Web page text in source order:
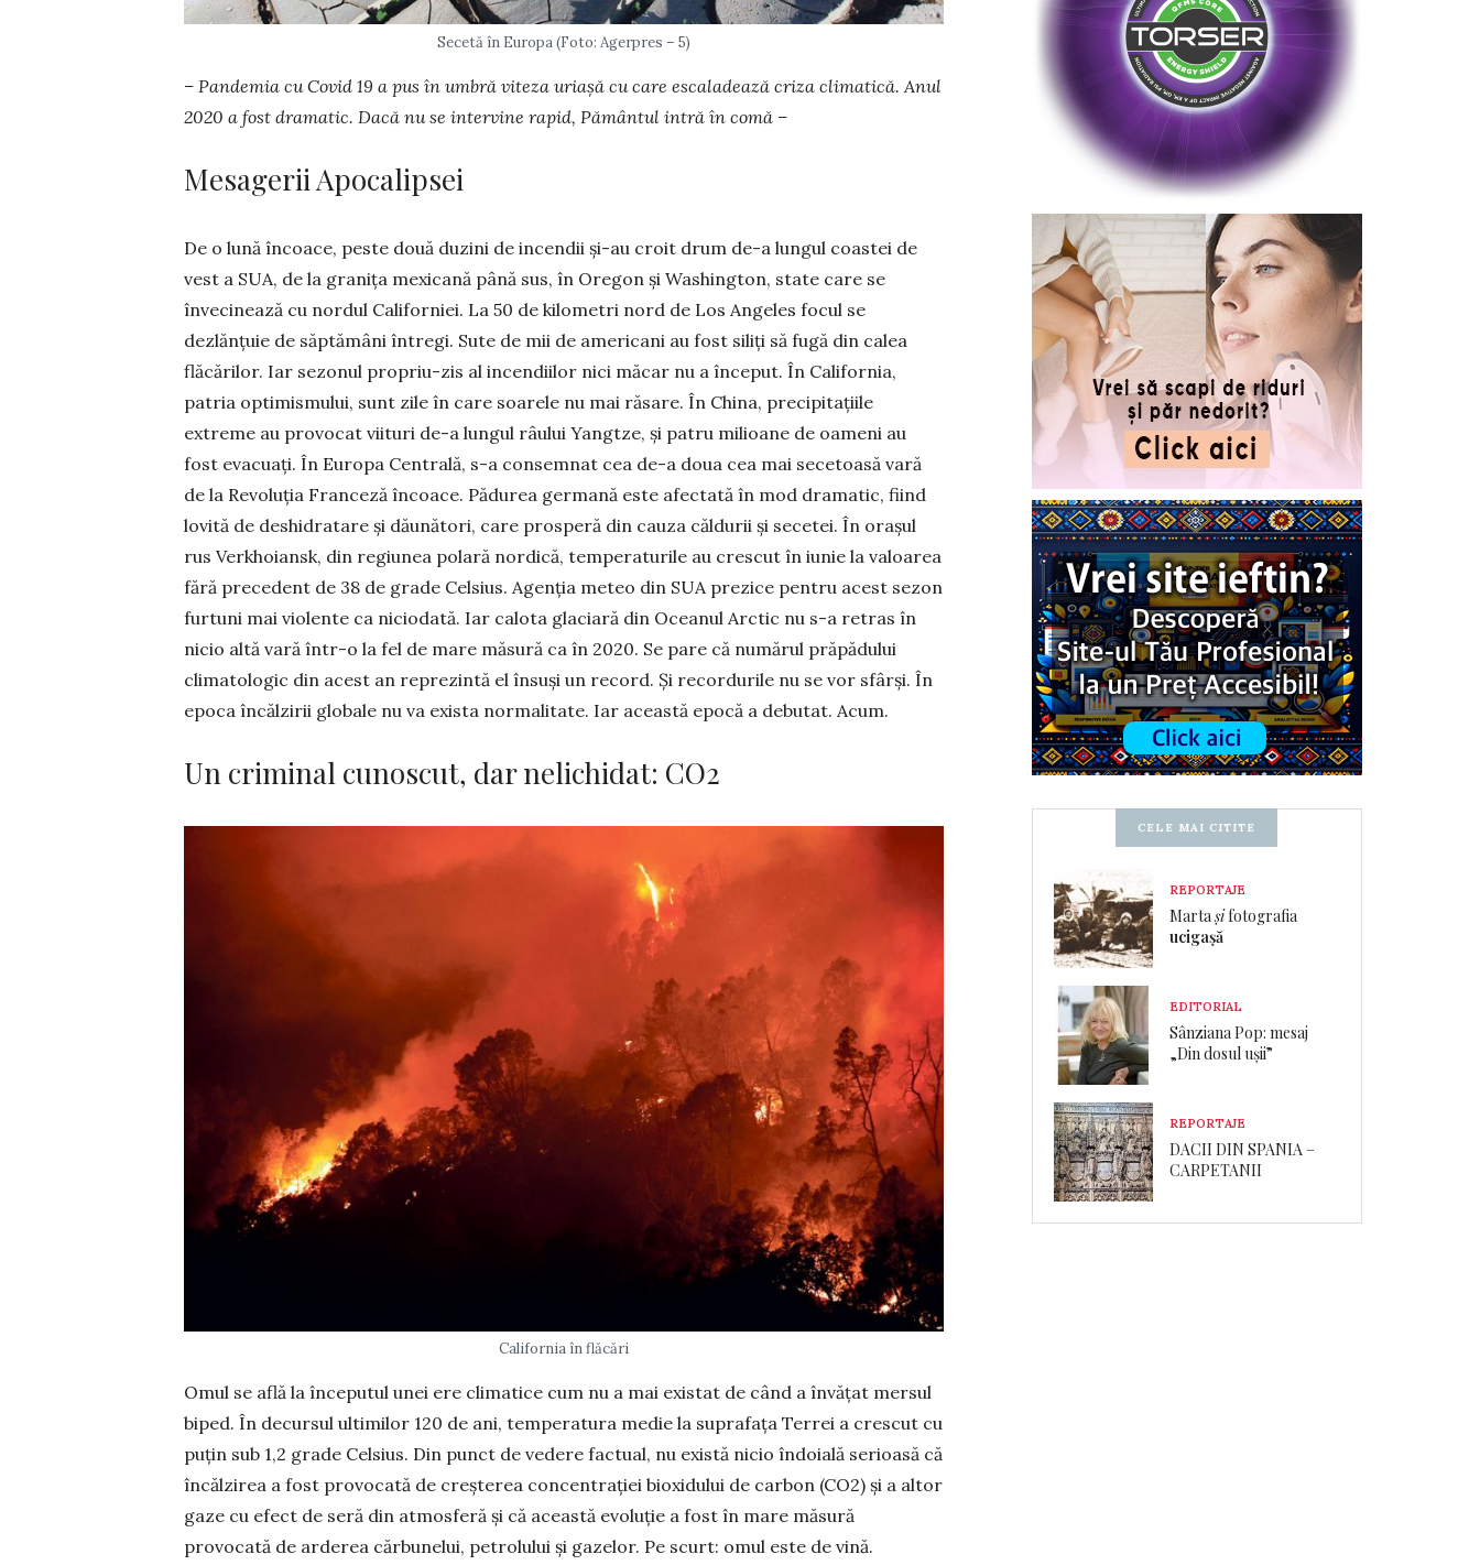
Secetă în Europa (Foto: Agerpres – 5)
– Pandemia cu Covid 19 a pus în umbră viteza uriașă cu care escaladează criza climatică. Anul
2020 a fost dramatic. Dacă nu se intervine rapid, Pământul intră în comă –
Mesagerii Apocalipsei
De o lună încoace, peste două duzini de incen­dii și-au croit drum de-a lungul coastei de
vest a SUA, de la granița mexicană până sus, în Oregon și Washington, state care se
învecinează cu nordul Californiei. La 50 de kilometri nord de Los Angeles focul se
dezlănțuie de săptămâni în­tregi. Sute de mii de americani au fost siliți să fugă din calea
flăcărilor. Iar sezonul propriu-zis al incendiilor nici măcar nu a început. În California,
patria optimis­mului, sunt zile în care soarele nu mai răsare. În China, precipitațiile
extreme au provocat viituri de-a lungul râului Yangtze, și patru milioane de oameni au
fost evacuați. În Europa Centrală, s-a consemnat cea de-a doua cea mai secetoasă vară
de la Revoluția France­ză încoace. Pădurea germană este afec­tată în mod dramatic, fiind
lovită de deshidratare și dăunători, care prosperă din cauza căldurii și secetei. În orașul
rus Verkhoiansk, din regiunea polară nordică, temperaturile au crescut în iunie la valoarea
fără precedent de 38 de grade Celsius. Agenția meteo din SUA prezice pentru acest sezon
furtuni mai violente ca niciodată. Iar calota glaciară din Oceanul Arctic nu s-a retras în
nicio altă vară într-o la fel de mare măsură ca în 2020. Se pare că numărul prăpădului
climatologic din acest an reprezintă el însuși un record. Și recordurile nu se vor sfârși. În
epoca încălzirii globale nu va exista normali­tate. Iar această epocă a debutat. Acum.
Un criminal cunoscut, dar nelichidat: CO2
California în flăcări
Omul se află la începutul unei ere climatice cum nu a mai existat de când a învățat mersul
biped. În decursul ulti­milor 120 de ani, temperatura medie la suprafața Terrei a crescut cu
puțin sub 1,2 grade Celsius. Din punct de vedere factual, nu există nicio îndoială serioasă că
încălzirea a fost provocată de creșterea concentrației bioxidului de carbon (CO2) și a altor
gaze cu efect de seră din atmosferă și că această evoluție a fost în mare măsură
provocată de arderea cărbunelui, petrolului și gazelor. Pe scurt: omul este de vină.
CELE MAI CITITE
REPORTAJE
Martașifotografia
ucigașă
EDITORIAL
Sânziana Pop: mesaj
„Din dosul ușii”
REPORTAJE
DACII DIN SPANIA –
CARPETANII